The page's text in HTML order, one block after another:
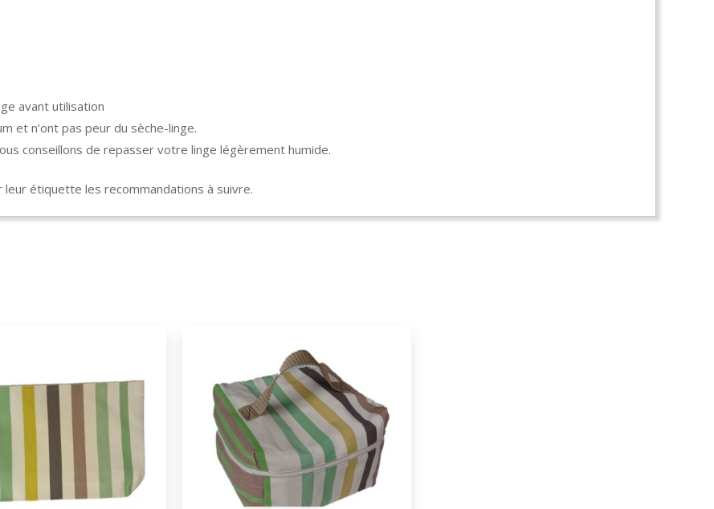
avant utilisation
et n’ont pas peur du sèche-linge.
conseillons de repasser votre linge légèrement humide.
leur étiquette les recommandations à suivre.